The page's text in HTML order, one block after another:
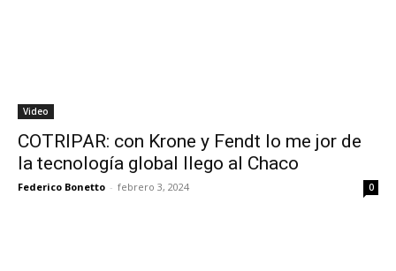
Video
COTRIPAR: con Krone y Fendt lo me jor de
la tecnología global llego al Chaco
Federico Bonetto - febrero 3, 2024 0